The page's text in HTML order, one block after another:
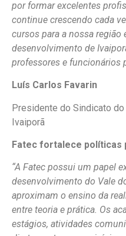
por formar excelentes
continue crescendo cada
cursos para a nossa região
desenvolvimento de
professores e funcionários
Luís Carlos Favarin
Presidente do Sindicato
Ivaiporã
Fatec fortalece políticas
“A Fatec possui um papel
desenvolvimento do Vale
aproximam o ensino da
entre teoria e prática. Os
estágios, atividades